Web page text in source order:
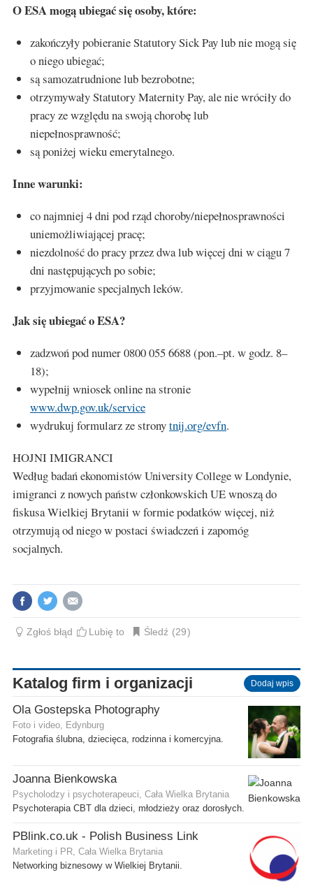
O ESA mogą ubiegać się osoby, które:
zakończyły pobieranie Statutory Sick Pay lub nie mogą się
o niego ubiegać;
są samozatrudnione lub bezrobotne;
otrzymywały Statutory Maternity Pay, ale nie wróciły do
pracy ze względu na swoją chorobę lub
niepełnosprawność;
są poniżej wieku emerytalnego.
Inne warunki:
co najmniej 4 dni pod rząd choroby/niepełnosprawności
uniemożliwiającej pracę;
niezdolność do pracy przez dwa lub więcej dni w ciągu 7
dni następujących po sobie;
przyjmowanie specjalnych leków.
Jak się ubiegać o ESA?
zadzwoń pod numer 0800 055 6688 (pon.–pt. w godz. 8–
18);
wypełnij wniosek online na stronie
www.dwp.gov.uk/service
wydrukuj formularz ze stronytnij.org/evfn.
HOJNI IMIGRANCI
Według badań ekonomistów University College w Londynie,
imigranci z nowych państw członkowskich UE wnoszą do
fiskusa Wielkiej Brytanii w formie podatków więcej, niż
otrzymują od niego w postaci świadczeń i zapomóg
socjalnych.
Zgłoś błąd Lubię to Śledź 29
Katalog firm i organizacji Dodaj wpis
Ola Gostepska Photography
Foto i video, Edynburg
Fotografia ślubna, dziecięca, rodzinna i komercyjna.
Joanna Bienkowska
Psycholodzy i psychoterapeuci, Cała Wielka Brytania
Psychoterapia CBT dla dzieci, młodzieży oraz dorosłych.
PBlink.co.uk - Polish Business Link
Marketing i PR, Cała Wielka Brytania
Networking biznesowy w Wielkiej Brytanii.